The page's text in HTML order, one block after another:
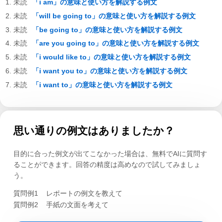
「i am」の意味と使い方を解説する例文
「will be going to」の意味と使い方を解説する例文
「be going to」の意味と使い方を解説する例文
「are you going to」の意味と使い方を解説する例文
「i would like to」の意味と使い方を解説する例文
「i want you to」の意味と使い方を解説する例文
「i want to」の意味と使い方を解説する例文
思い通りの例文はありましたか？
目的に合った例文が出てこなかった場合は、無料でAIに質問す
ることができます。回答の精度は高めなので試してみましょ
う。
質問例1
レポートの例文を教えて
質問例2
手紙の文面を考えて